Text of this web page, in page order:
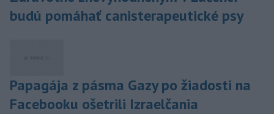
budú pomáhať canisterapeutické psy
Papagája z pásma Gazy po žiadosti na
Facebooku ošetrili Izraelčania